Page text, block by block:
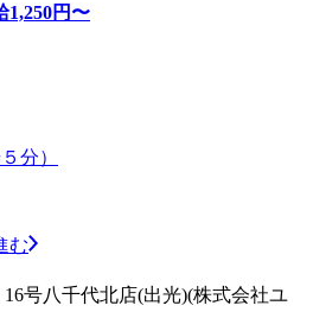
1,250円〜
分）
む
号八千代北店(出光)(株式会社ユ